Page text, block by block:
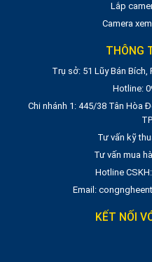
Lắp
Camera
THÔNG
Trụ sở: 51 Lũy Bán Bích,
Hotline:
Chi nhánh 1: 445/38 Tân Hòa
Tư vấn kỹ
Tư vấn mua
Hotline
Email:
KẾT NỐI